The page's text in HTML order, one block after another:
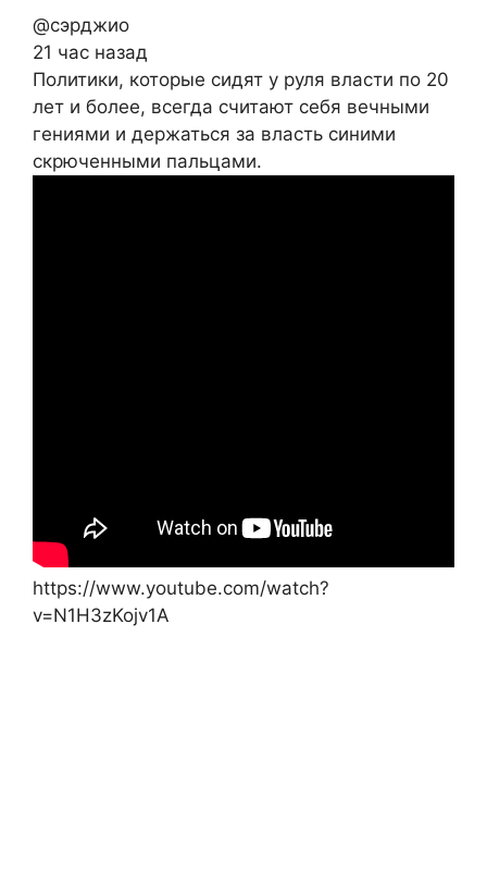
@сэрджио
21 час назад
Политики, которые сидят у руля власти по 20
лет и более, всегда считают себя вечными
гениями и держаться за власть синими
скрюченными пальцами.
https://www.youtube.com/watch?
v=N1H3zKojv1A